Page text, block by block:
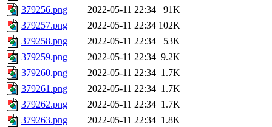
379256.png
2022-05-11 22:34
91K
379257.png
2022-05-11 22:34 102K
379258.png
2022-05-11 22:34
53K
379259.png
2022-05-11 22:34 9.2K
379260.png
2022-05-11 22:34 1.7K
379261.png
2022-05-11 22:34 1.7K
379262.png
2022-05-11 22:34 1.7K
379263.png
2022-05-11 22:34 1.8K